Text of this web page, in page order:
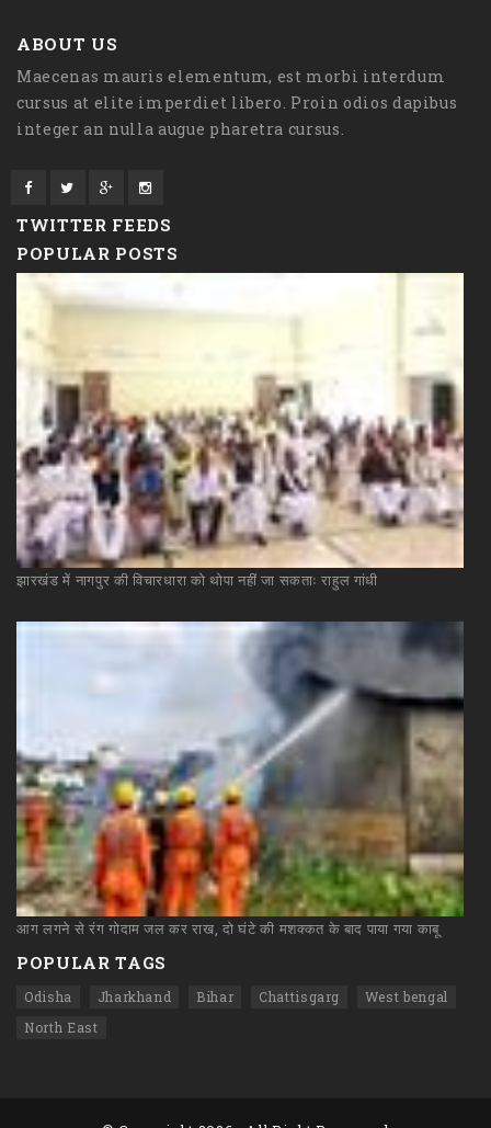
ABOUT US
Maecenas mauris elementum, est morbi interdum
cursus at elite imperdiet libero. Proin odios dapibus
integer an nulla augue pharetra cursus.
TWITTER FEEDS
POPULAR POSTS
झारखंड में नागपुर की विचारधारा को थोपा नहीं जा सकताः राहुल गांधी
आग लगने से रंग गोदाम जल कर राख, दो घंटे की मशक्कत के बाद पाया गया काबू
POPULAR TAGS
Odisha Jharkhand Bihar Chattisgarg
West bengal
North East